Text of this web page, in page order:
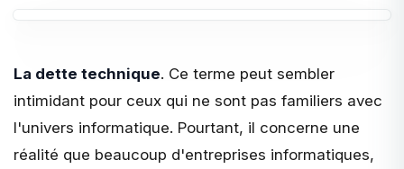
La dette technique. Ce terme peut sembler
intimidant pour ceux qui ne sont pas familiers avec
l'univers informatique. Pourtant, il concerne une
réalité que beaucoup d'entreprises informatiques,